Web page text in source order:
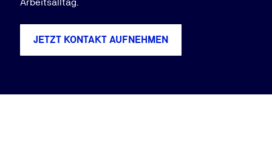
JETZT KONTAKT AUFNEHMEN